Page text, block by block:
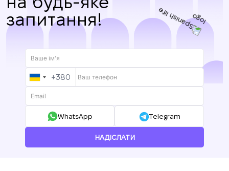
запитання!
UKRAINE
+380
+380
WhatsApp Telegram
НАДІСЛАТИ